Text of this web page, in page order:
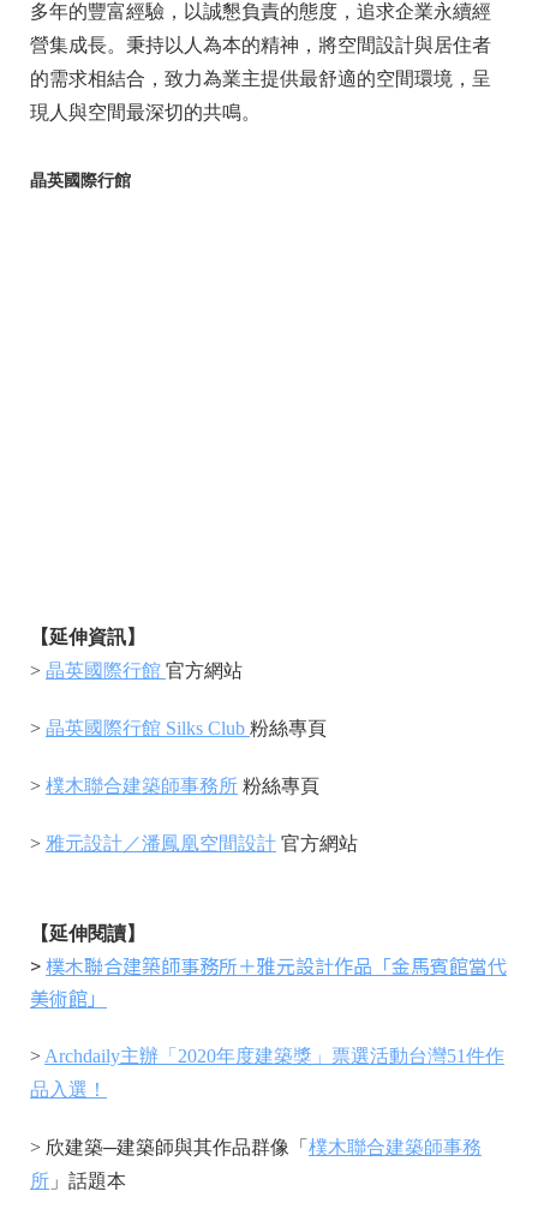
多年的豐富經驗，以誠懇負責的態度，追求企業永續經
營集成長。秉持以人為本的精神，將空間設計與居住者
的需求相結合，致力為業主提供最舒適的空間環境，呈
現人與空間最深切的共鳴。
晶英國際行館
【延伸資訊】
> 晶英國際行館 官方網站
> 晶英國際行館 Silks Club 粉絲專頁
> 樸木聯合建築師事務所 粉絲專頁
> 雅元設計／潘鳳凰空間設計 官方網站
【延伸閱讀】
>樸木聯合建築師事務所＋雅元設計作品「金馬賓館當代
美術館」
> Archdaily主辦「2020年度建築獎」票選活動台灣51件作
品入選！
> 欣建築─建築師與其作品群像「 樸木聯合建築師事務
所 」話題本